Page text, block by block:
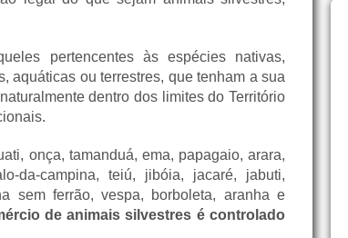
pertencentes às espécies nativas,
aquáticas ou terrestres, que tenham a sua
dentro dos limites do Território
onça, tamanduá, ema, papagaio, arara,
da-campina, teiú, jibóia, jacaré, jabuti,
sem ferrão, vespa, borboleta, aranha e
de animais silvestres é controlado